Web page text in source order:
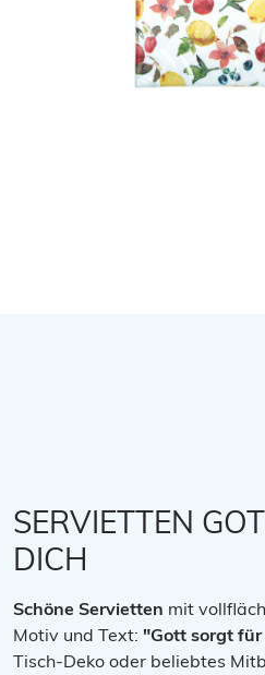
SERVIETTEN
DICH
Schöne Servietten mit
Motiv und Text: "Gott sorgt
Tisch-Deko oder beliebtes